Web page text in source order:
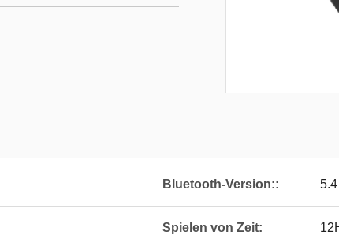
Bluetooth-Version:: 5.4
Spielen von Zeit: